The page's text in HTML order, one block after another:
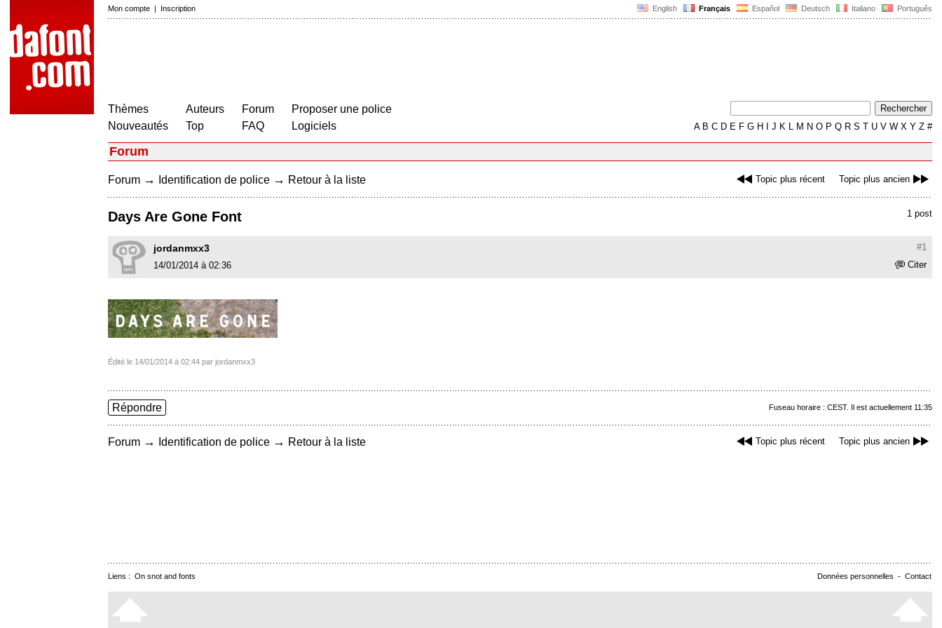
English Français Español Deutsch Italiano Português
Mon compte | Inscription
Thèmes
Nouveautés
Auteurs
Top
Forum
FAQ
Proposer une police
Logiciels
AB C D E F G H J K L M N O P Q R S T U V W X Y Z #
Forum
Topic plus récent Topic plus ancien
Forum → Identification de police → Retour à la liste
1 post
Days Are Gone Font
#1
jordanmxx3
Citer
14/01/2014 à 02:36
Édité le 14/01/2014 à 02:44 par jordanmxx3
Fuseau horaire : CEST. Il est actuellement 11:35
Répondre
Topic plus récent Topic plus ancien
Forum → Identification de police → Retour à la liste
Données personnelles - Contact
Liens : On snot and fonts